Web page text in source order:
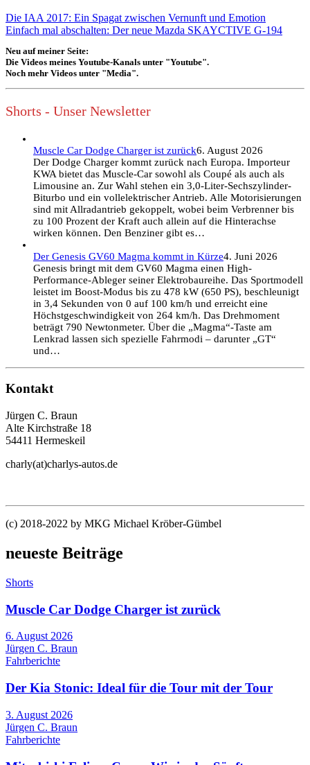
Die IAA 2017: Ein Spagat zwischen Vernunft und Emotion
Einfach mal abschalten: Der neue Mazda SKAYCTIVE G-194
Neu auf meiner Seite:
Die Videos meines Youtube-Kanals unter "Youtube".
Noch mehr Videos unter "Media".
Shorts - Unser Newsletter
Muscle Car Dodge Charger ist zurück6. August 2026
Der Dodge Charger kommt zurück nach Europa. Importeur
KWA bietet das Muscle-Car sowohl als Coupé als auch als
Limousine an. Zur Wahl stehen ein 3,0-Liter-Sechszylinder-
Biturbo und ein vollelektrischer Antrieb. Alle Motorisierungen
sind mit Allradantrieb gekoppelt, wobei beim Verbrenner bis
zu 100 Prozent der Kraft auch allein auf die Hinterachse
wirken können. Den Benziner gibt es…
Der Genesis GV60 Magma kommt in Kürze4. Juni 2026
Genesis bringt mit dem GV60 Magma einen High-
Performance-Ableger seiner Elektrobaureihe. Das Sportmodell
leistet im Boost-Modus bis zu 478 kW (650 PS), beschleunigt
in 3,4 Sekunden von 0 auf 100 km/h und erreicht eine
Höchstgeschwindigkeit von 264 km/h. Das Drehmoment
beträgt 790 Newtonmeter. Über die „Magma“-Taste am
Lenkrad lassen sich spezielle Fahrmodi – darunter „GT“
und…
Kontakt
Jürgen C. Braun
Alte Kirchstraße 18
54411 Hermeskeil
charly(at)charlys-autos.de
(c) 2018-2022 by MKG Michael Kröber-Gümbel
neueste Beiträge
Shorts
Muscle Car Dodge Charger ist zurück
6. August 2026
Jürgen C. Braun
Fahrberichte
Der Kia Stonic: Ideal für die Tour mit der Tour
3. August 2026
Jürgen C. Braun
Fahrberichte